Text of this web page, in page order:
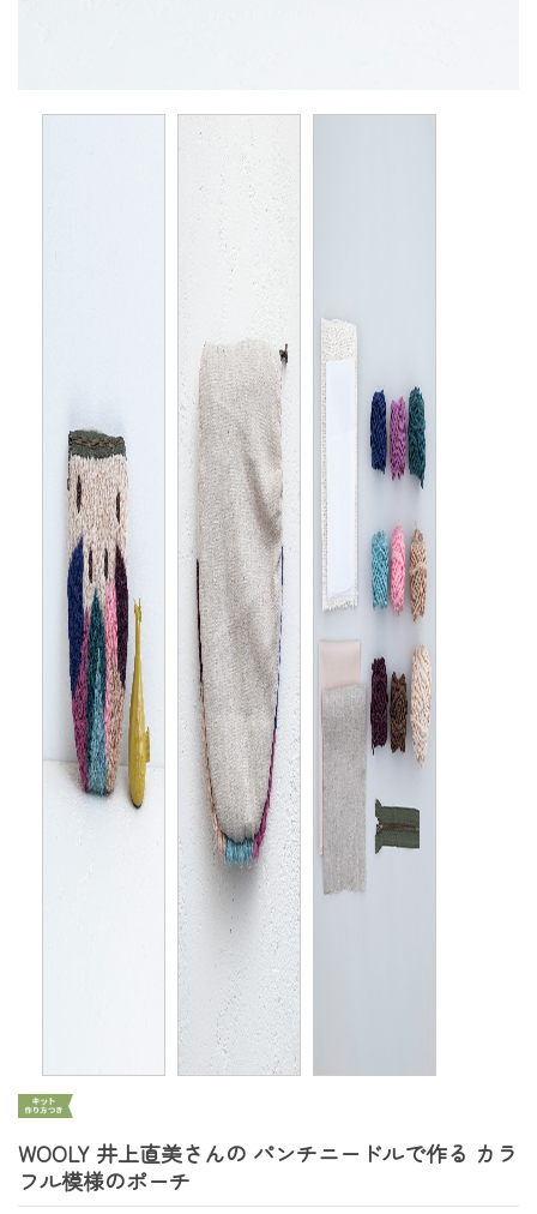
WOOLY 井上直美さんの パンチニードルで作る カラ
フル模様のポーチ